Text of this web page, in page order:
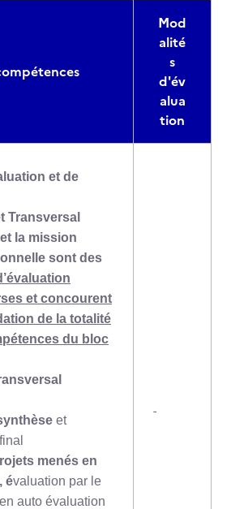
Mod
alité
s
d'év
alua
tion
et de
Transversal
et la mission
sont des
et concourent
de la totalité
du bloc
et
menés en
évaluation par le
auto évaluation
-